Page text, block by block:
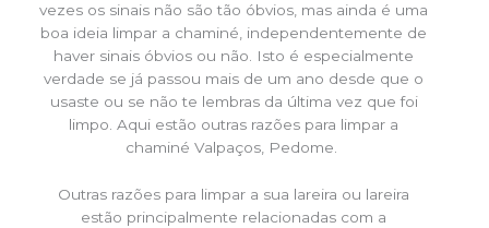
vezes os sinais não são tão óbvios, mas ainda é uma
boa ideia limpar a chaminé, independentemente de
haver sinais óbvios ou não. Isto é especialmente
verdade se já passou mais de um ano desde que o
usaste ou se não te lembras da última vez que foi
limpo. Aqui estão outras razões para limpar a
chaminé Valpaços, Pedome.
Outras razões para limpar a sua lareira ou lareira
estão principalmente relacionadas com a